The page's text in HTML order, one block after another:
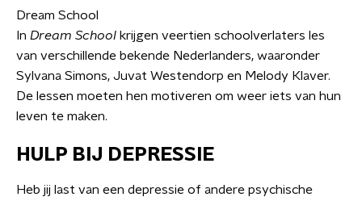
Dream School
In Dream School krijgen veertien schoolverlaters les
van verschillende bekende Nederlanders, waaronder
Sylvana Simons, Juvat Westendorp en Melody Klaver.
De lessen moeten hen motiveren om weer iets van hun
leven te maken.
HULP BIJ DEPRESSIE
Heb jij last van een depressie of andere psychische